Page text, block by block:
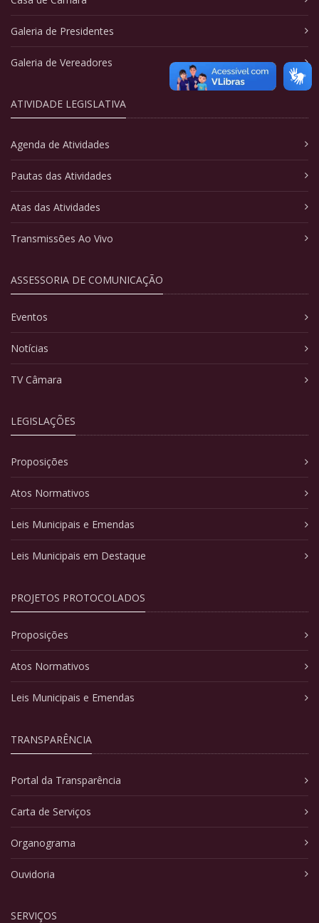
Galeria de Presidentes
Galeria de Vereadores
ATIVIDADE LEGISLATIVA
Agenda de Atividades
Pautas das Atividades
Atas das Atividades
Transmissões Ao Vivo
ASSESSORIA DE COMUNICAÇÃO
Eventos
Notícias
TV Câmara
LEGISLAÇÕES
Proposições
Atos Normativos
Leis Municipais e Emendas
Leis Municipais em Destaque
PROJETOS PROTOCOLADOS
Proposições
Atos Normativos
Leis Municipais e Emendas
TRANSPARÊNCIA
Portal da Transparência
Carta de Serviços
Organograma
Ouvidoria
SERVIÇOS